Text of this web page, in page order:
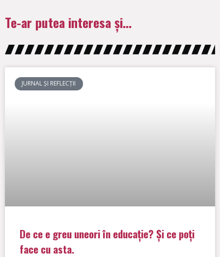
Te-ar putea interesa și...
JURNAL ȘI REFLECȚII
De ce e greu uneori în educație? Și ce poți
face cu asta.